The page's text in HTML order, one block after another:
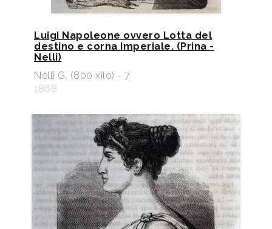
Luigi Napoleone ovvero Lotta del
destino e corna Imperiale. (Prina -
Nelli)
Nelli G. (800 xilo) - 7
1868